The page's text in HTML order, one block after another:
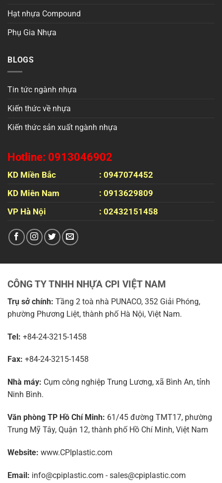
Hạt nhựa Compound
Phụ Gia Nhựa
BLOGS
Tin tức ngành nhựa
Kiến thức về nhựa
Kiến thức sản xuất ngành nhựa
Hotline: 0913046902
KD Miền Bắc
: 0947074452
KD Miên Nam
: 0913629809
VP Hà Nội
: 02432151458
CÔNG TY TNHH NHỰA CPI VIỆT NAM
Trụ sở chính: Tầng 2 toà nhà PUNACO, 352 Giải Phóng,
phường Phương Liệt, thành phố Hà Nội, Việt Nam.
Tel: +84-24-3215-1458
Fax: +84-24-3215-1458
Nhà máy: Cụm công nghiệp Trung Lương, xã Bình An, tỉnh
Ninh Bình.
Văn phòng TP Hồ Chí Minh: 61/45 đường TMT17, phường
Trung Mỹ Tây, Quận 12, thành phố Hồ Chí Minh, Việt Nam
Website: www.CPIplastic.com
Email: info@cpiplastic.com - sales@cpiplastic.com